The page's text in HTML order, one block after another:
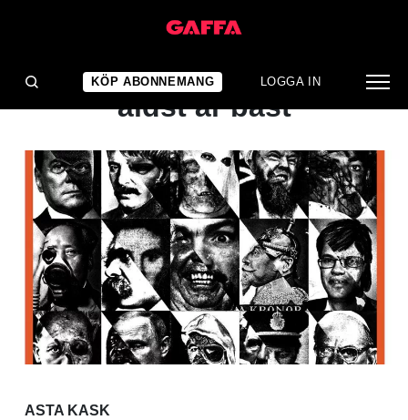
KÖP ABONNEMANG LOGGA IN
KONSERTRECENSION
Punkikonerna visar att
äldst är bäst
ASTA KASK